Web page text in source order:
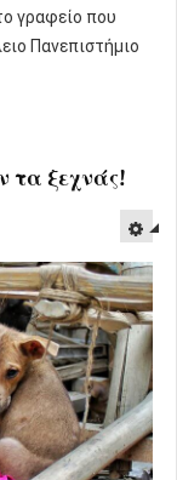
γραφείο που
Πανεπιστήμιο
τα ξεχνάς!